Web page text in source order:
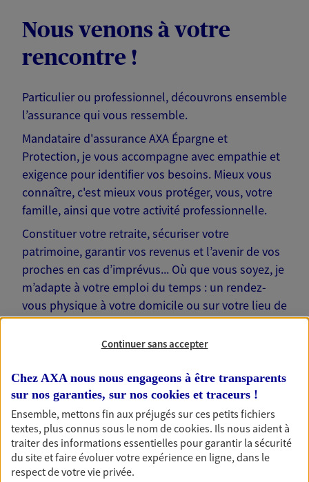
Nous venons à votre
rencontre !
Particulier ou professionnel, découvrons ensemble
l’assurance qui vous ressemble.
Mandataire d'assurance AXA Épargne et
Protection, je vous accompagne avec empathie et
exigence pour identifier vos besoins. Mieux vous
connaître, c'est mieux vous protéger, vous, votre
famille, ainsi que votre activité professionnelle.
Constituer votre retraite, sécuriser votre
patrimoine, garantir vos revenus et l’avenir de vos
proches en cas d’imprévus... Où que vous soyez, je
m’adapte à votre emploi du temps : un rendez-
vous physique à votre domicile ou sur votre lieu de
travail… Je suis là pour échanger avec vous !
Nos offres phares
Épargne
Continuer sans accepter
Chez AXA nous nous engageons à être transparents
sur nos garanties, sur nos cookies et traceurs !
Ensemble, mettons fin aux préjugés sur ces petits fichiers
textes, plus connus sous le nom decookies. Ils nous aident à
traiter des informations essentielles pour garantir la sécurité
du site et faire évoluer votre expérience en ligne, dans le
respect de votre vie privée.